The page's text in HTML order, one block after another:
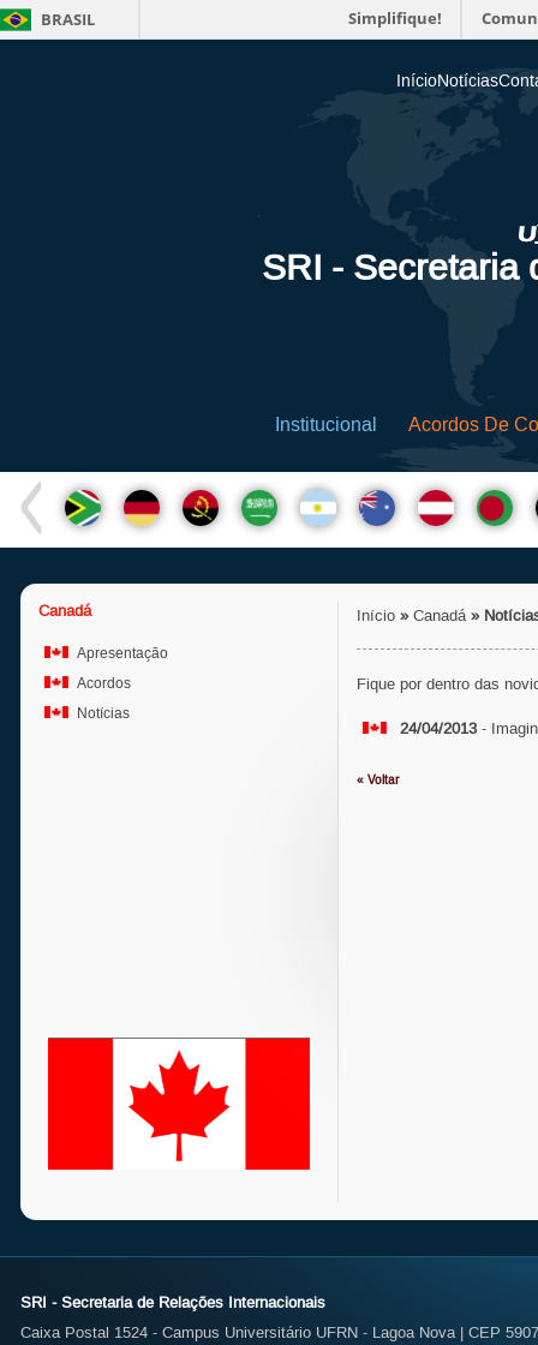
BRASIL Simplifique!
InícioNotícias
SRI - Secretaria
Institucional Acordos De
Canadá
Apresentação
Acordos
Notícias
Início »Canadá »
Fique por dentro das
24/04/2013 -
« Voltar
SRI - Secretaria de Relações Internacionais
Caixa Postal 1524 - Campus Universitário UFRN - Lagoa Nova | CEP